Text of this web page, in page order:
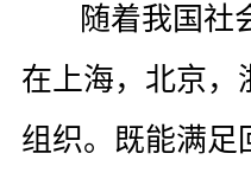
随着我国社会
在上海，北京，
组织。既能满足